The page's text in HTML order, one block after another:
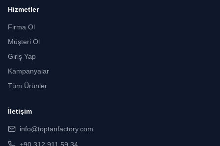
Hizmetler
Firma Ol
Müşteri Ol
Giriş Yap
Kampanyalar
Tüm Ürünler
İletişim
info@toptanfactory.com